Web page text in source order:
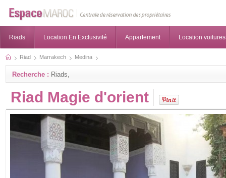
Riads Location En Exclusivité Appartement Location voitures
Riad Marrakech Medina
Recherche : Riads,
Riad Magie d'orient